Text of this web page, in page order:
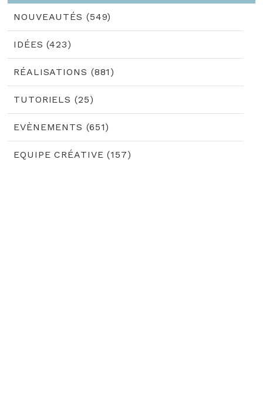
NOUVEAUTÉS (549)
IDÉES (423)
RÉALISATIONS (881)
TUTORIELS (25)
EVÈNEMENTS (651)
EQUIPE CRÉATIVE (157)